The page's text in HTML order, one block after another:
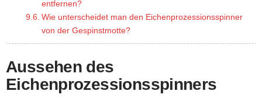
entfernen?
Wie unterscheidet man den Eichenprozessionsspinner
von der Gespinstmotte?
Aussehen des
Eichenprozessionsspinners